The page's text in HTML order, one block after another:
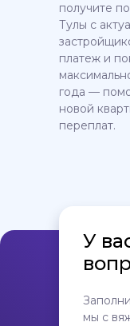
получите
Тулы с
платеж и
года —
новой
переплат.
мы с
У